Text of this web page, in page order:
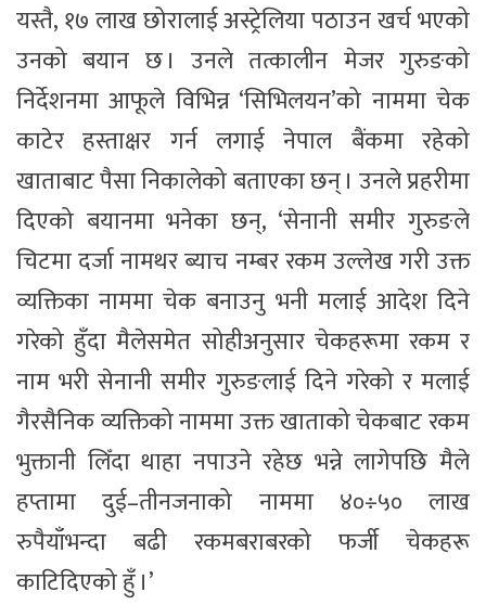
यस्तै, १७ लाख छोरालाई अस्ट्रेलिया पठाउन खर्च भएको
उनको बयान छ । उनले तत्कालीन मेजर गुरुङको
निर्देशनमा आफूले विभिन्न ‘सिभिलयन’को नाममा चेक
काटेर हस्ताक्षर गर्न लगाई नेपाल बैंकमा रहेको
खाताबाट पैसा निकालेको बताएका छन् । उनले प्रहरीमा
दिएको बयानमा भनेका छन्, ‘सेनानी समीर गुरुङले
चिटमा दर्जा नामथर ब्याच नम्बर रकम उल्लेख गरी उक्त
व्यक्तिका नाममा चेक बनाउनु भनी मलाई आदेश दिने
गरेको हुँदा मैलेसमेत सोहीअनुसार चेकहरूमा रकम र
नाम भरी सेनानी समीर गुरुङलाई दिने गरेको र मलाई
गैरसैनिक व्यक्तिको नाममा उक्त खाताको चेकबाट रकम
भुक्तानी लिँदा थाहा नपाउने रहेछ भन्ने लागेपछि मैले
हप्तामा दुई–तीनजनाको नाममा ४०÷५० लाख
रुपैयाँभन्दा बढी रकमबराबरको फर्जी चेकहरू
काटिदिएको हुँ ।’